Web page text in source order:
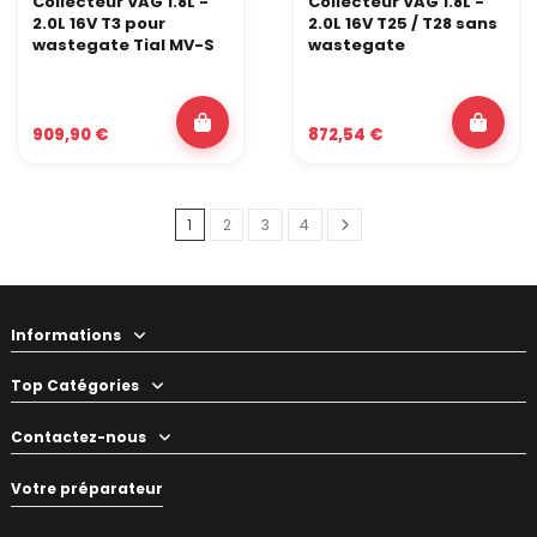
2.0L 16V T3 pour
wastegate Tial MV-S
909,90 €
2.0L 16V T25 / T28 sans
wastegate
872,54 €
1 2 3 4
Informations
Top Catégories
Contactez-nous
Votre préparateur